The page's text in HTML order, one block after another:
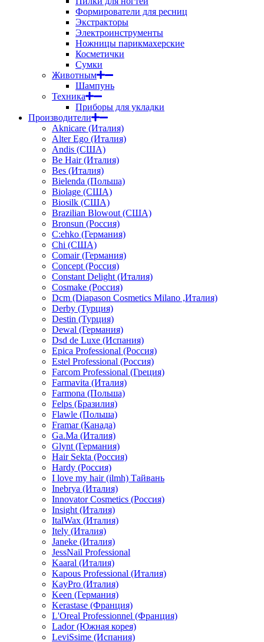
Формирователи для ресниц
Экстракторы
Электроинструменты
Ножницы парикмахерские
Косметички
Сумки
Животным
Шампунь
Техника
Приборы для укладки
Производители
Aknicare (Италия)
Alter Ego (Италия)
Andis (США)
Be Hair (Италия)
Bes (Италия)
Bielenda (Польша)
Biolage (США)
Biosilk (США)
Brazilian Blowout (США)
Bronsun (Россия)
C:ehko (Германия)
Chi (США)
Comair (Германия)
Concept (Россия)
Constant Delight (Италия)
Cosmake (Россия)
Dcm (Diapason Cosmetics Milano ,Италия)
Derby (Турция)
Destin (Турция)
Dewal (Германия)
Dsd de Luxe (Испания)
Epica Professional (Россия)
Estel Professional (Россия)
Farcom Professional (Греция)
Farmavita (Италия)
Farmona (Польша)
Felps (Бразилия)
Flawle (Польша)
Framar (Канада)
Ga.Ma (Италия)
Glynt (Германия)
Hair Sekta (Россия)
Hardy (Россия)
I love my hair (ilmh) Тайвань
Inebrya (Италия)
Innovator Cosmetics (Россия)
Insight (Италия)
ItalWax (Италия)
Itely (Италия)
Janeke (Италия)
JessNail Professional
Kaaral (Италия)
Kapous Professional (Италия)
KayPro (Италия)
Keen (Германия)
Kerastase (Франция)
L'Oreal Professionnel (Франция)
Lador (Южная корея)
LeviSsime (Испания)